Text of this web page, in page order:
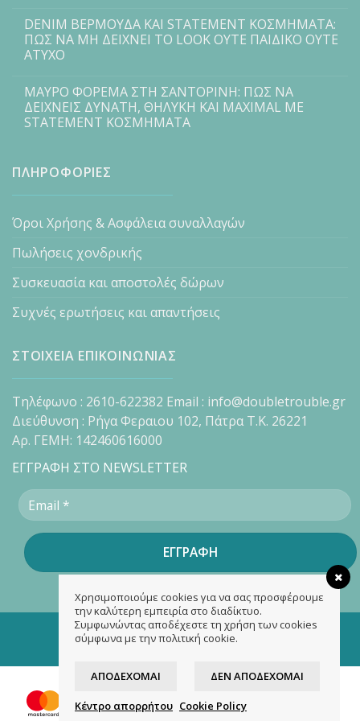
DENIM ΒΕΡΜΟΥΔΑ ΚΑΙ STATEMENT ΚΟΣΜΗΜΑΤΑ:
ΠΩΣ ΝΑ ΜΗ ΔΕΙΧΝΕΙ ΤΟ LOOK ΟΥΤΕ ΠΑΙΔΙΚΟ ΟΥΤΕ
ΑΤΥΧΟ
ΜΑΥΡΟ ΦΟΡΕΜΑ ΣΤΗ ΣΑΝΤΟΡΙΝΗ: ΠΩΣ ΝΑ
ΔΕΙΧΝΕΙΣ ΔΥΝΑΤΗ, ΘΗΛΥΚΗ ΚΑΙ MAXIMAL ΜΕ
STATEMENT ΚΟΣΜΗΜΑΤΑ
ΠΛΗΡΟΦΟΡΙΕΣ
Όροι Χρήσης & Ασφάλεια συναλλαγών
Πωλήσεις χονδρικής
Συσκευασία και αποστολές δώρων
Συχνές ερωτήσεις και απαντήσεις
ΣΤΟΙΧΕΙΑ ΕΠΙΚΟΙΝΩΝΙΑΣ
Τηλέφωνο : 2610-622382 Email : info@doubletrouble.gr
Διεύθυνση : Ρήγα Φεραιου 102, Πάτρα Τ.Κ. 26221
Αρ. ΓΕΜΗ: 142460616000
ΕΓΓΡΑΦΗ ΣΤΟ NEWSLETTER
Copyright 2026 ©doubletrouble.gr
Designed & developed by
Χρησιμοποιούμε cookies για να σας προσφέρουμε
την καλύτερη εμπειρία στο διαδίκτυο.
Συμφωνώντας αποδέχεστε τη χρήση των cookies
σύμφωνα με την πολιτική cookie.
ΑΠΟΔΈΧΟΜΑΙ ΔΕΝ ΑΠΟΔΈΧΟΜΑΙ
Κέντρο απορρήτου Cookie Policy